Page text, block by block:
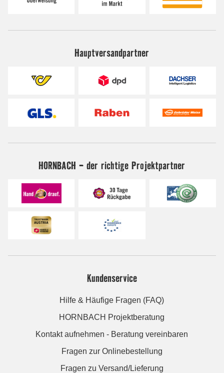
Hauptversandpartner
HORNBACH - der richtige Projektpartner
Kundenservice
Hilfe & Häufige Fragen (FAQ)
HORNBACH Projektberatung
Kontakt aufnehmen - Beratung vereinbaren
Fragen zur Onlinebestellung
Fragen zu Versand/Lieferung